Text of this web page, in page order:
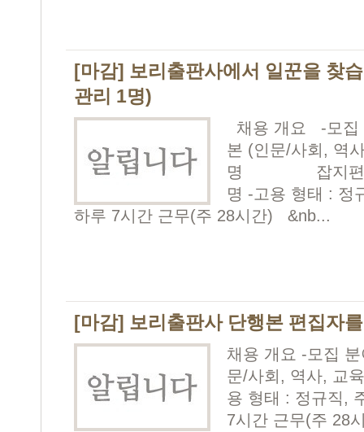
[마감] 보리출판사에서 일꾼을 찾
관리 1명)
채용 개요 -모집
본 (인문/사회, 역
명 잡지편집
명 -고용 형태 : 정
하루 7시간 근무(주 28시간) &nb...
[마감] 보리출판사 단행본 편집자
채용 개요 -모집
문/사회, 역사, 교
용 형태 : 정규직,
7시간 근무(주 28